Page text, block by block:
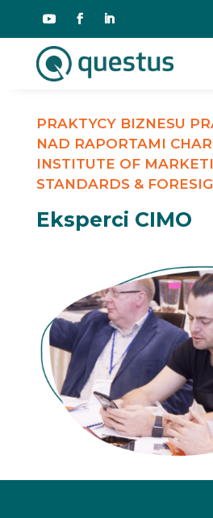
PRAKTYCY BIZNESU
NAD RAPORTAMI
INSTITUTE OF
STANDARDS &
Eksperci CIMO